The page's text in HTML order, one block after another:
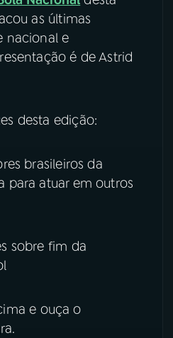
as últimas
nacional e
é de Astrid
desta edição:
brasileiros da
para atuar em outros
sobre fim da
e ouça o